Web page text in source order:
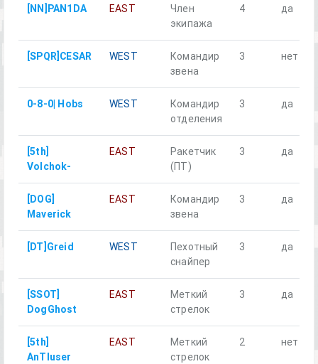
[NN]PAN1DA EAST
Член
экипажа
4 да
[SPQR]CESAR WEST
Командир
звена
3 нет
0-8-0| Hobs WEST
Командир
отделения
3 да
[5th]
Volchok-
EAST
Ракетчик
(ПТ)
3 да
[DOG]
Maverick
EAST
Командир
звена
3 да
[DT]Greid WEST
Пехотный
снайпер
3 да
[SSOT]
DogGhost
EAST
Меткий
стрелок
3 да
[5th]
AnTIuser
EAST
Меткий
стрелок
2 нет